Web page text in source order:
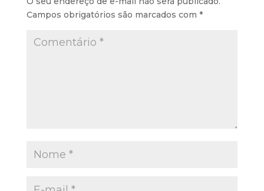
Campos obrigatórios são marcados com *